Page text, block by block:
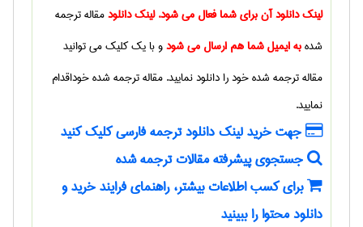
لینک دانلود آن برای شما فعال می شود. لینک دانلودمقاله ترجمه
شدهبه ایمیل شما هم ارسال می شودو با یک کلیک می توانید
مقاله ترجمه شدهخود را دانلود نمایید.مقاله ترجمه شدهخوداقدام
نمایید.
جهت خرید لینک دانلود ترجمه فارسی کلیک کنید
جستجوی پیشرفته مقالات ترجمه شده
برای کسب اطلاعات بیشتر، راهنمای فرایند خرید و
دانلود محتوا را ببینید